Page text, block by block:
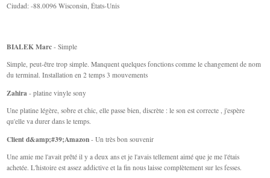
Ciudad: -88.0096 Wisconsin, États-Unis
BIALEK Marc - Simple
Simple, peut-être trop simple. Manquent quelques fonctions comme le changement de nom
du terminal. Installation en 2 temps 3 mouvements
Zahira - platine vinyle sony
Une platine légère, sobre et chic, elle passe bien, discrète : le son est correcte , j'espère
qu'elle va durer dans le temps.
Client d&amp;#39;Amazon - Un très bon souvenir
Une amie me l'avait prêté il y a deux ans et je l'avais tellement aimé que je me l'étais
achetée. L'histoire est assez addictive et la fin nous laisse complètement sur les fesses.